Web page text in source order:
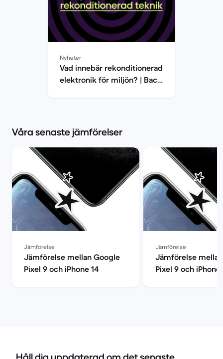
Nyheter
Vad innebär rekonditionerad
elektronik för miljön? | Back
Våra senaste jämförelser
Jämförelse
Jämförelse mellan Google
Pixel 9 och iPhone 14
Jämförelse
Jämförelse
Pixel 9 och iPhone